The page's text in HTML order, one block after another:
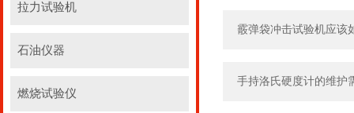
拉力试验机
石油仪器
燃烧试验仪
霰弹袋冲击试验机应该
手持洛氏硬度计的维护